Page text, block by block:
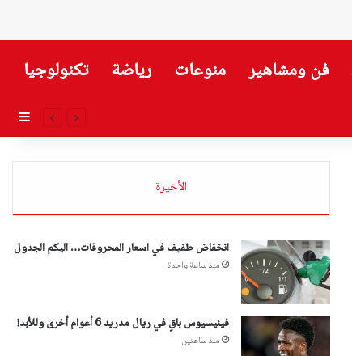
فن ومشاهير منوعات رياضة تكنولوجيا
الأخيرة
انخفاض طفيف في اسعار المحروقات… اليكم الجدول
منذ ساعة واحدة
فينيسيوس باقٍ في ريال مدريد 6 أعوام أخرى وللأبد!
منذ ساعتين